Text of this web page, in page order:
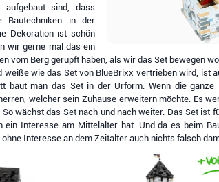
aufgebaut sind, dass
Bautechniken in der
Dekoration ist schön
wir gerne mal das ein
vom Berg gerupft haben, als wir das Set bewegen
weiße wie das Set von BlueBrixx vertrieben wird, ist
baut man das Set in der Urform. Wenn die
welcher sein Zuhause erweitern möchte. Es
wächst das Set nach und nach weiter. Das Set ist
ein Interesse am Mittelalter hat. Und da es beim
Interesse an dem Zeitalter auch nichts falsch